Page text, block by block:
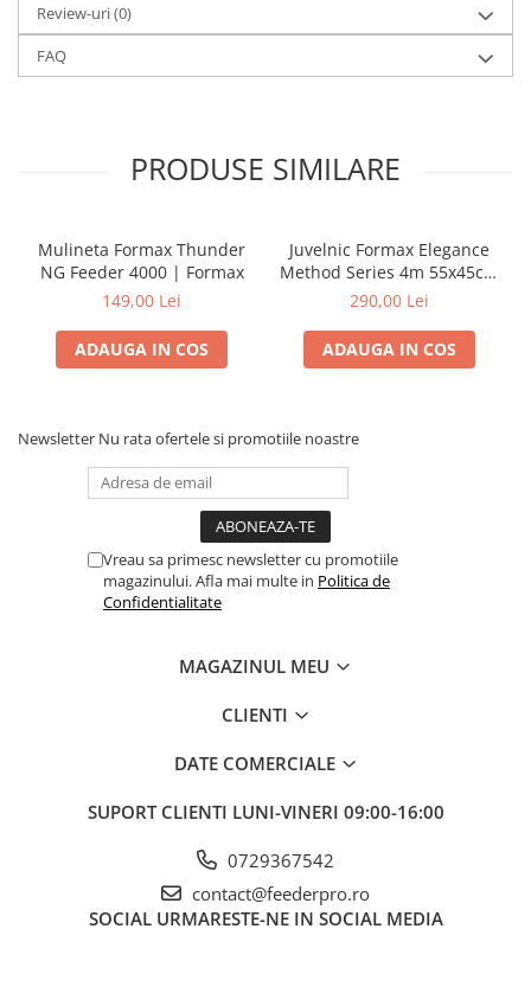
Review-uri(0)
FAQ
PRODUSE SIMILARE
Mulineta Formax Thunder
NG Feeder 4000 | Formax
149,00 Lei
ADAUGA IN COS
Juvelnic Formax Elegance
Method Series 4m 55x45cm
| Formax
290,00 Lei
ADAUGA IN COS
Newsletter Nu rata ofertele si promotiile noastre
Vreau sa primesc newsletter cu promotiile
magazinului. Afla mai multe in Politica de
Confidentialitate
MAGAZINUL MEU
CLIENTI
DATE COMERCIALE
SUPORT CLIENTI LUNI-VINERI 09:00-16:00
0729367542
contact@feederpro.ro
SOCIAL URMARESTE-NE IN SOCIAL MEDIA